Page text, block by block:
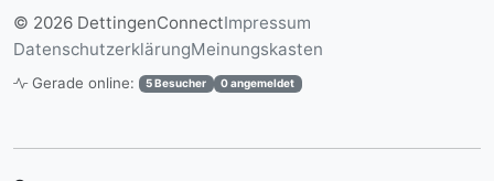
© 2026 DettingenConnectImpressum
DatenschutzerklärungMeinungskasten
Gerade online: 5 Besucher 0 angemeldet